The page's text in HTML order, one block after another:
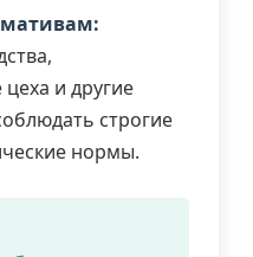
и другие
строгие
нормы.